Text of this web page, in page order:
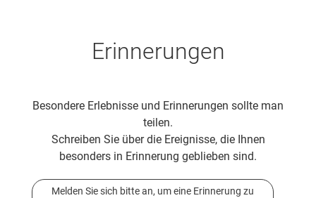
Erinnerungen
Besondere Erlebnisse und Erinnerungen sollte man
teilen.
Schreiben Sie über die Ereignisse, die Ihnen
besonders in Erinnerung geblieben sind.
Melden Sie sich bitte an, um eine Erinnerung zu